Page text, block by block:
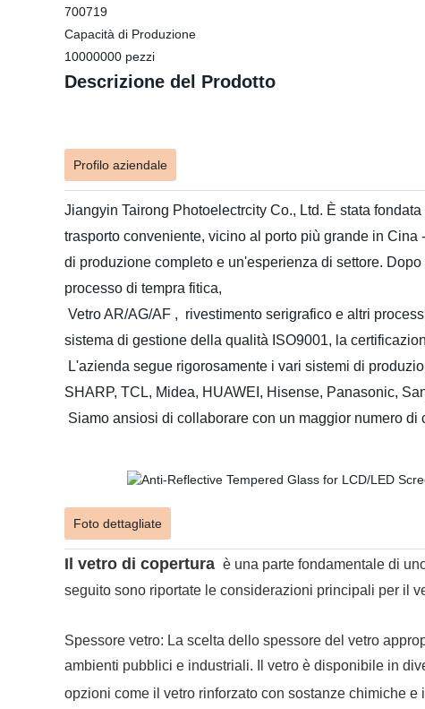
700719
Capacità di Produzione
10000000 pezzi
Descrizione del Prodotto
Profilo aziendale
Jiangyin Tairong Photoelectrcity Co., Ltd. È stata
trasporto conveniente, vicino al porto più grande in
di produzione completo e un'esperienza di settore.
processo di tempra fitica,
Vetro AR/AG/AF , rivestimento serigrafico e altri
sistema di gestione della qualità ISO9001, la
L'azienda segue rigorosamente i vari sistemi di
SHARP, TCL, Midea, HUAWEI , Hisense, Panasonic,
Siamo ansiosi di collaborare con un maggior numero
Foto dettagliate
Il vetro di copertura è una parte fondamentale di
seguito sono riportate le considerazioni principali per il
Spessore vetro: La scelta dello spessore del vetro
ambienti pubblici e industriali. Il vetro è disponibile in
opzioni come il vetro rinforzato con sostanze chimiche